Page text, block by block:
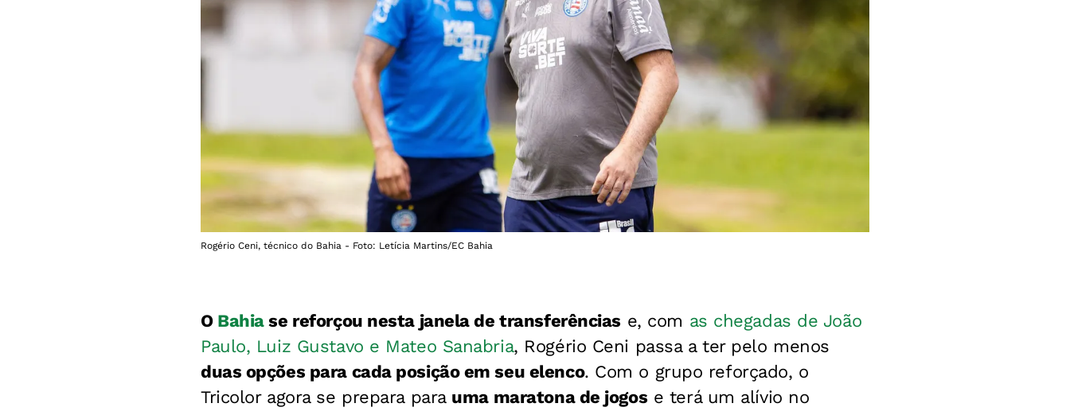
Rogério Ceni, técnico do Bahia - Foto: Letícia Martins/EC Bahia
O Bahiase reforçou nesta janela de transferências e, com as chegadas de João
Paulo, Luiz Gustavo e Mateo Sanabria, Rogério Ceni passa a ter pelo menos
duas opções para cada posição em seu elenco. Com o grupo reforçado, o
Tricolor agora se prepara para uma maratona de jogos e terá um alívio no